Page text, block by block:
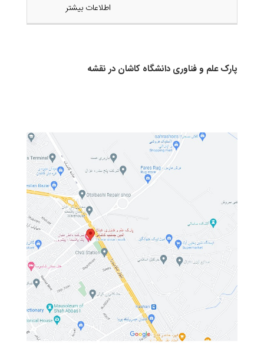
اطلاعات بیشتر
پارک علم و فناوری دانشگاه کاشان در نقشه